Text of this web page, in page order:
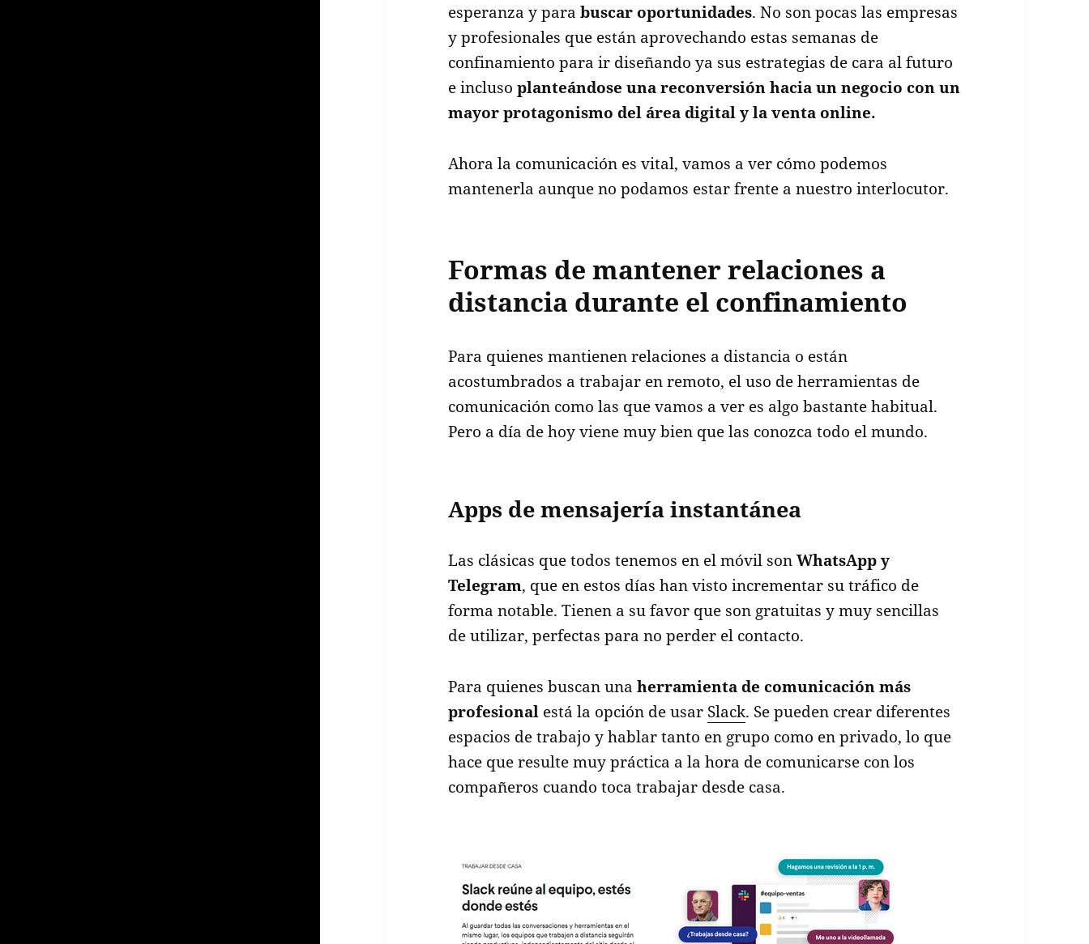
esperanza y para buscar oportunidades. No son pocas las empresas
y profesionales que están aprovechando estas semanas de
confinamiento para ir diseñando ya sus estrategias de cara al futuro
e inclusoplanteándose una reconversión hacia un negocio con un
mayor protagonismo del área digital y la venta online.
Ahora la comunicación es vital, vamos a ver cómo podemos
mantenerla aunque no podamos estar frente a nuestro interlocutor.
Formas de mantener relaciones a
distancia durante el confinamiento
Para quienes mantienen relaciones a distancia o están
acostumbrados a trabajar en remoto, el uso de herramientas de
comunicación como las que vamos a ver es algo bastante habitual.
Pero a día de hoy viene muy bien que las conozca todo el mundo.
Apps de mensajería instantánea
Las clásicas que todos tenemos en el móvil sonWhatsApp y
Telegram, que en estos días han visto incrementar su tráfico de
forma notable. Tienen a su favor que son gratuitas y muy sencillas
de utilizar, perfectas para no perder el contacto.
Para quienes buscan unaherramienta de comunicación más
profesional está la opción de usar Slack. Se pueden crear diferentes
espacios de trabajo y hablar tanto en grupo como en privado, lo que
hace que resulte muy práctica a la hora de comunicarse con los
compañeros cuando toca trabajar desde casa.